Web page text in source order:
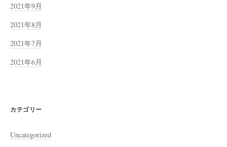
2021年9月
2021年8月
2021年7月
2021年6月
カテゴリー
Uncategorized